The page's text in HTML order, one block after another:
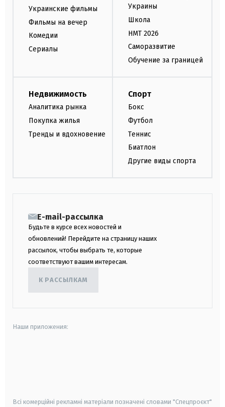
Украинские фильмы
Фильмы на вечер
Комедии
Сериалы
Украины
Школа
НМТ 2026
Саморазвитие
Обучение за границей
Недвижимость
Аналитика рынка
Покупка жилья
Тренды и вдохновение
Спорт
Бокс
Футбол
Теннис
Биатлон
Другие виды спорта
E-mail-рассылка
Будьте в курсе всех новостей и
обновлений! Перейдите на страницу наших
рассылок, чтобы выбрать те, которые
соответствуют вашим интересам.
К РАССЫЛКАМ
Наши приложения:
Всі комерційні рекламні матеріали позначені словами "Спецпроєкт"